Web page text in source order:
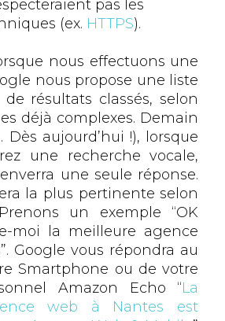
pas les
(ex. HTTPS).
nous effectuons une
nous propose une liste
de résultats classés, selon
déjà complexes. Demain
aujourd’hui !), lorsque
une recherche vocale,
une seule réponse.
la plus pertinente selon
un exemple “OK
moi la meilleure agence
Google vous répondra au
Smartphone ou de votre
Amazon Echo “La
web à Nantes est